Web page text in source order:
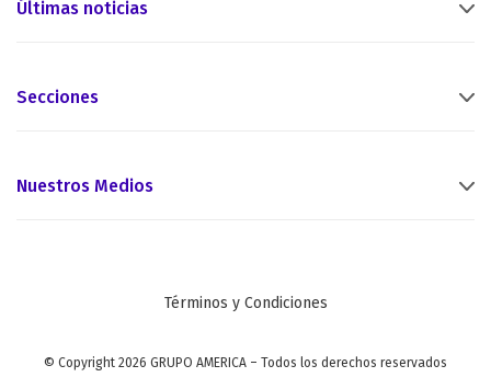
Últimas noticias
Secciones
Nuestros Medios
Términos y Condiciones
© Copyright 2026 GRUPO AMERICA – Todos los derechos reservados